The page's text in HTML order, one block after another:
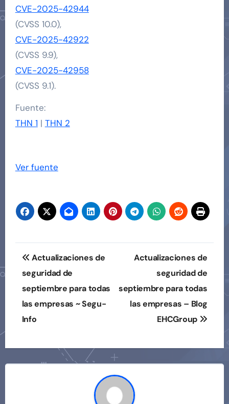
CVE-2025-42944
(CVSS 10.0),
CVE-2025-42922
(CVSS 9.9),
CVE-2025-42958
(CVSS 9.1).
Fuente:
THN 1 | THN 2
Ver fuente
Navegación
de
entradas
Actualizaciones de
seguridad de
septiembre para todas
las empresas ~ Segu-
Info
Actualizaciones de
seguridad de
septiembre para todas
las empresas – Blog
EHCGroup